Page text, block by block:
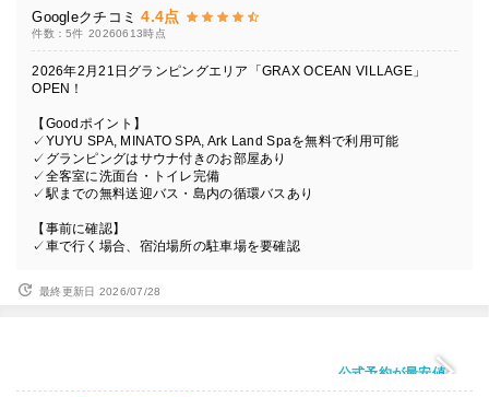
Googleクチコミ 4.4点
件数：5件 20260613時点
2026年2月21日グランピングエリア「GRAX OCEAN VILLAGE」
OPEN！
【Goodポイント】
✓YUYU SPA, MINATO SPA, Ark Land Spaを無料で利用可能
✓グランピングはサウナ付きのお部屋あり
✓全客室に洗面台・トイレ完備
✓駅までの無料送迎バス・島内の循環バスあり
【事前に確認】
✓車で行く場合、宿泊場所の駐車場を要確認
最終更新日 2026/07/28
公式予約が最安値